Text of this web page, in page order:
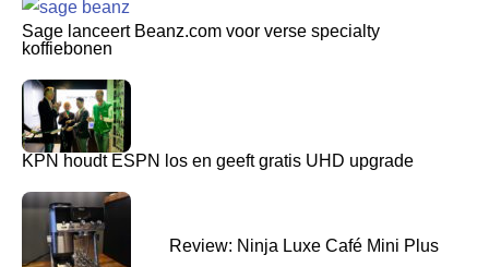
Sage lanceert Beanz.com voor verse specialty
koffiebonen
KPN houdt ESPN los en geeft gratis UHD upgrade
Review: Ninja Luxe Café Mini Plus